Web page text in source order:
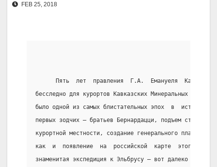
FEB 25, 2018
Пять  лет  правления  Г.А.  Емануеля
бесследно для курортов Кавказских Минеральных вод.
было одной из самых блистательных эпох  в  истории
первых зодчих – братьев Бернардацци, подъем
курортной местности, создание генерального плана
как  и  появление  на  российской  карте  этого
знаменитая экспедиция к Эльбрусу – вот далеко не